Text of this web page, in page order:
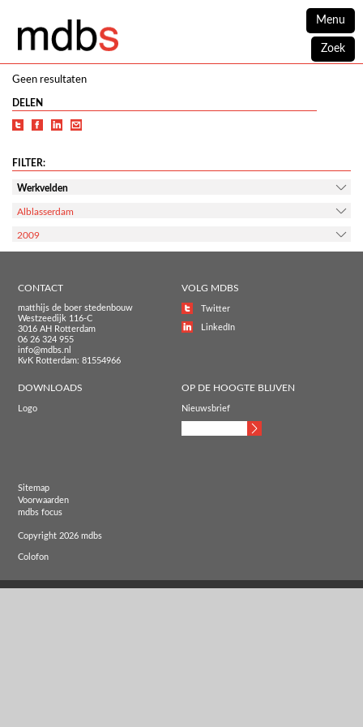
Menu
Zoek
Geen resultaten
DELEN
FILTER:
Werkvelden
Alblasserdam
2009
CONTACT
matthijs de boer stedenbouw
Westzeedijk 116-C
3016 AH Rotterdam
06 26 324 955
info@mdbs.nl
KvK Rotterdam: 81554966
VOLG MDBS
Twitter
LinkedIn
DOWNLOADS
Logo
OP DE HOOGTE BLIJVEN
Nieuwsbrief
Sitemap
Voorwaarden
mdbs focus
Copyright 2026 mdbs
Colofon